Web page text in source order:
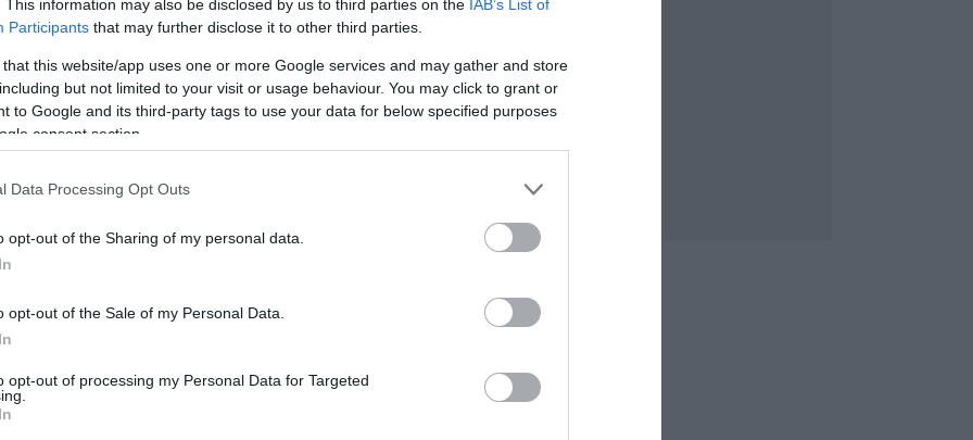
This information may also be disclosed by us to third parties on the IAB’s List of
Participants that may further disclose it to other third parties.
that this website/app uses one or more Google services and may gather and store
but not limited to your visit or usage behaviour. You may click to grant or
to Google and its third-party tags to use your data for below specified purposes
consent section.
Data Processing Opt Outs
opt-out of the Sharing of my personal data.
opt-out of the Sale of my Personal Data.
opt-out of processing my Personal Data for Targeted
που είναι στη συναυλία μου η
μερικές φορές κάποιες
τραγούδι της αρέσει και ποιο
είναι ότι την παίρνω σοβαρά υπόψη
της οικογένειάς του στις